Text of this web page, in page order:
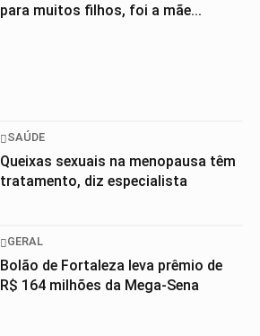
para muitos filhos, foi a mãe...
SAÚDE
Queixas sexuais na menopausa têm
tratamento, diz especialista
GERAL
Bolão de Fortaleza leva prêmio de
R$ 164 milhões da Mega-Sena